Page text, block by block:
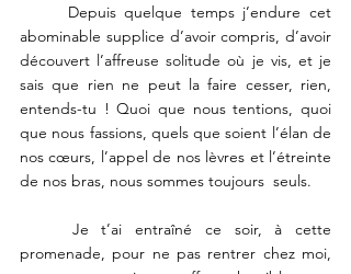
abominable supplice d’avoir compris, d’avoir
découvert l’affreuse solitude où je vis, et je
sais que rien ne peut la faire cesser, rien,
entends-tu ! Quoi que nous tentions, quoi
que nous fassions, quels que soient l’élan de
nos cœurs, l’appel de nos lèvres et l’étreinte
de nos bras, nous sommes toujours  seuls.
promenade, pour ne pas rentrer chez moi,